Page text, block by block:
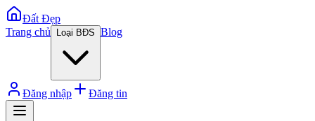
Đất Đẹp
Trang chủ
Loại BĐS Blog
Đăng nhập Đăng tin